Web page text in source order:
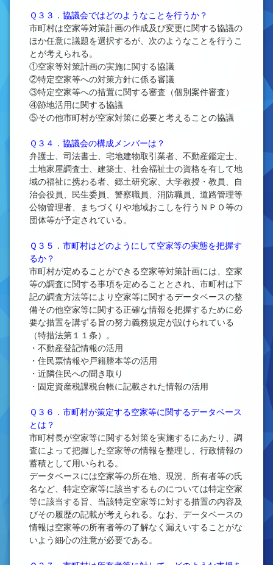
Ｑ３３．協議会ではどのようなことを行うか？
市町村は空家等対策計画の作成及び変更に関する協議の
ほか任意に議題を選択するが、次のようなことを行うこ
とが考えられる。
①空家等対策計画の実施に関する協議
②特定空家等への対策方針に係る審議
③特定空家等への措置に関する審査（個別案件審査）
④跡地活用に関する協議
⑤その他市町村が空家対策に必要と考えることの協議
Ｑ３４．協議会の構成メンバーは？
弁護士、司法書士、宅地建物取引業者、不動産鑑定士、
土地家屋調査士、建築士、社会福祉士の資格を有して地
域の福祉に携わる者、郷土研究家、大学教授・教員、自
治会役員、民生委員、警察職員、消防職員、道路管理等
公物管理者、まちづくりや地域おこしを行うＮＰＯ等の
団体等が予定されている。
Ｑ３５．市町村はどのようにして空家等の実態を把握す
るか？
市町村が定めることができる空家等対策計画には、空家
等の調査に関する事項を定めることとされ、市町村は下
記の調査方法等により空家等に関するデータベースの整
備その他空家等に関する正確な情報を把握するために必
要な措置を講ずる旨の努力義務規定が設けられている
（特措法第１１条）。
・不動産登記情報の活用
・住民票情報や戸籍謄本等の活用
・近隣住民への聞き取り
・固定資産税課税台帳に記載された情報の活用
Ｑ３６．市町村が策定する空家等に関するデータベース
とは？
市町村長が空家等に関する対策を実施するにあたり、調
査によって把握した空家等の情報を整理し、行政情報の
蓄積として用いられる。
データベースには空家等の所在地、現況、所有者等の氏
名など、特定空家等に該当するものについては特定空家
等に該当する旨、当該特定空家等に対する措置の内容及
びその履歴の記載が考えられる。なお、データベースの
情報は空家等の所有者等の了解なく漏えいすることがな
いよう細心の注意が必要である。